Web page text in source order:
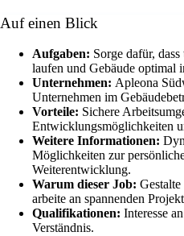
Auf einen Blick
Aufgaben: Sorge dafür,
laufen und Gebäude optimal
Unternehmen: Apleona
Unternehmen im
Vorteile: Sichere
Entwicklungsmöglichkeiten
Weitere Informationen:
Möglichkeiten zur
Weiterentwicklung.
Warum dieser Job:
arbeite an spannenden
Qualifikationen: Interesse
Verständnis.